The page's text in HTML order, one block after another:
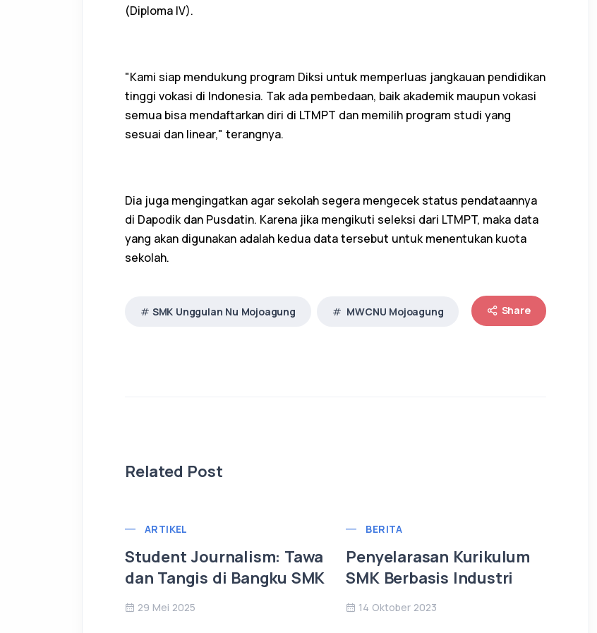
(Diploma IV).
"Kami siap mendukung program Diksi untuk memperluas jangkauan pendidikan
tinggi vokasi di Indonesia. Tak ada pembedaan, baik akademik maupun vokasi
semua bisa mendaftarkan diri di LTMPT dan memilih program studi yang
sesuai dan linear," terangnya.
Dia juga mengingatkan agar sekolah segera mengecek status pendataannya
di Dapodik dan Pusdatin. Karena jika mengikuti seleksi dari LTMPT, maka data
yang akan digunakan adalah kedua data tersebut untuk menentukan kuota
sekolah.
SMK Unggulan Nu Mojoagung MWCNU Mojoagung Share
Related Post
ARTIKEL
Student Journalism: Tawa
dan Tangis di Bangku SMK
29 Mei 2025
BERITA
Penyelarasan Kurikulum
SMK Berbasis Industri
14 Oktober 2023